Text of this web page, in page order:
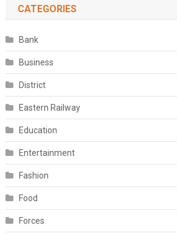
CATEGORIES
Bank
Business
District
Eastern Railway
Education
Entertainment
Fashion
Food
Forces